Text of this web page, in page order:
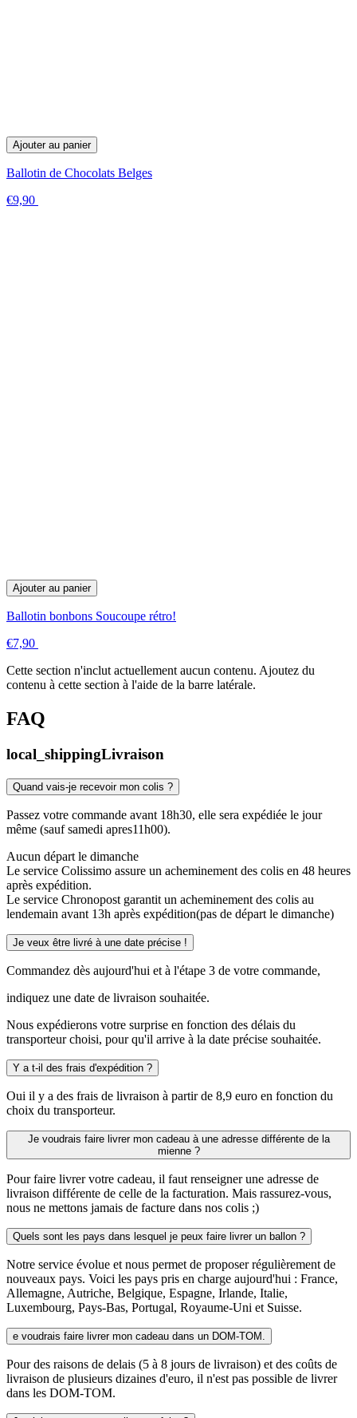
Ajouter au panier
Ballotin de Chocolats Belges
€9,90
Ajouter au panier
Ballotin bonbons Soucoupe rétro!
€7,90
Cette section n'inclut actuellement aucun contenu. Ajoutez du
contenu à cette section à l'aide de la barre latérale.
FAQ
local_shippingLivraison
Quand vais-je recevoir mon colis ?
Passez votre commande avant 18h30, elle sera expédiée le jour
même (sauf samedi apres11h00).
Aucun départ le dimanche
Le service Colissimo assure un acheminement des colis en 48 heures
après expédition.
Le service Chronopost garantit un acheminement des colis au
lendemain avant 13h après expédition(pas de départ le dimanche)
Je veux être livré à une date précise !
Commandez dès aujourd'hui et à l'étape 3 de votre commande,
indiquez une date de livraison souhaitée.
Nous expédierons votre surprise en fonction des délais du
transporteur choisi, pour qu'il arrive à la date précise souhaitée.
Y a t-il des frais d'expédition ?
Oui il y a des frais de livraison à partir de 8,9 euro en fonction du
choix du transporteur.
Je voudrais faire livrer mon cadeau à une adresse différente de la
mienne ?
Pour faire livrer votre cadeau, il faut renseigner une adresse de
livraison différente de celle de la facturation. Mais rassurez-vous,
nous ne mettons jamais de facture dans nos colis ;)
Quels sont les pays dans lesquel je peux faire livrer un ballon ?
Notre service évolue et nous permet de proposer régulièrement de
nouveaux pays. Voici les pays pris en charge aujourd'hui : France,
Allemagne, Autriche, Belgique, Espagne, Irlande, Italie,
Luxembourg, Pays-Bas, Portugal, Royaume-Uni et Suisse.
e voudrais faire livrer mon cadeau dans un DOM-TOM.
Pour des raisons de delais (5 à 8 jours de livraison) et des coûts de
livraison de plusieurs dizaines d'euro, il n'est pas possible de livrer
dans les DOM-TOM.